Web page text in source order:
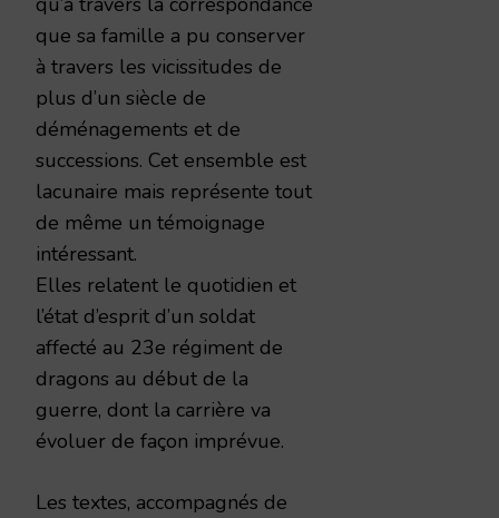
que sa famille a pu conserver
à travers les vicissitudes de
plus d’un siècle de
déménagements et de
successions. Cet ensemble est
lacunaire mais représente tout
de même un témoignage
intéressant.
Elles relatent le quotidien et
l’état d’esprit d’un soldat
affecté au 23e régiment de
dragons au début de la
guerre, dont la carrière va
évoluer de façon imprévue.
Les textes, accompagnés de